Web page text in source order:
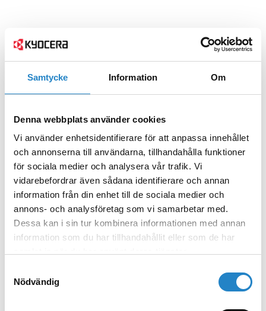
Samtycke Information Om
Denna webbplats använder cookies
Vi använder enhetsidentifierare för att anpassa innehållet
och annonserna till användarna, tillhandahålla funktioner
för sociala medier och analysera vår trafik. Vi
vidarebefordrar även sådana identifierare och annan
information från din enhet till de sociala medier och
annons- och analysföretag som vi samarbetar med.
Dessa kan i sin tur kombinera informationen med annan
information som du har tillhandahållit eller som de har
Nödvändig